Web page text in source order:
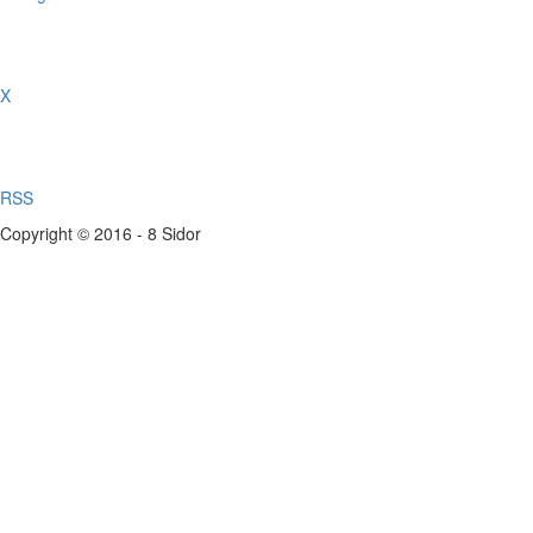
X
RSS
Copyright © 2016 - 8 Sidor